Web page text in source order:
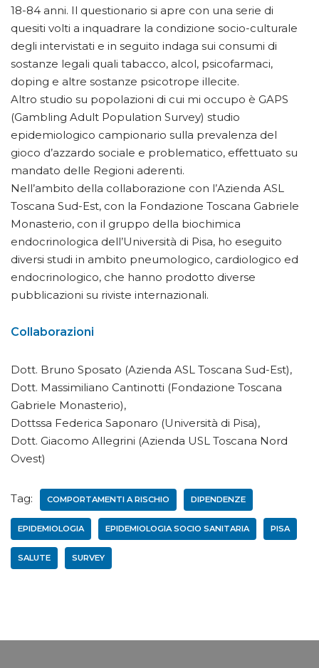
18-84 anni. Il questionario si apre con una serie di
quesiti volti a inquadrare la condizione socio-culturale
degli intervistati e in seguito indaga sui consumi di
sostanze legali quali tabacco, alcol, psicofarmaci,
doping e altre sostanze psicotrope illecite.
Altro studio su popolazioni di cui mi occupo è GAPS
(Gambling Adult Population Survey) studio
epidemiologico campionario sulla prevalenza del
gioco d’azzardo sociale e problematico, effettuato su
mandato delle Regioni aderenti.
Nell’ambito della collaborazione con l’Azienda ASL
Toscana Sud-Est, con la Fondazione Toscana Gabriele
Monasterio, con il gruppo della biochimica
endocrinologica dell’Università di Pisa, ho eseguito
diversi studi in ambito pneumologico, cardiologico ed
endocrinologico, che hanno prodotto diverse
pubblicazioni su riviste internazionali.
Collaborazioni
Dott. Bruno Sposato (Azienda ASL Toscana Sud-Est),
Dott. Massimiliano Cantinotti (Fondazione Toscana
Gabriele Monasterio),
Dottssa Federica Saponaro (Università di Pisa),
Dott. Giacomo Allegrini (Azienda USL Toscana Nord
Ovest)
Tag: COMPORTAMENTI A RISCHIO DIPENDENZE
EPIDEMIOLOGIA EPIDEMIOLOGIA SOCIO SANITARIA PISA
SALUTE SURVEY